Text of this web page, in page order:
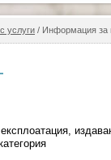
услуги / Информация за